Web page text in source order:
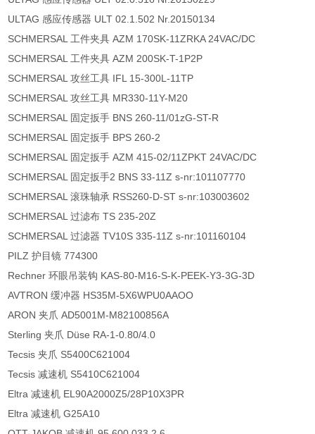
ULTAG 感应传感器 ULT 02.1.502 Nr.20150134
SCHMERSAL 工件夹具 AZM 170SK-11ZRKA 24VAC/DC
SCHMERSAL 工件夹具 AZM 200SK-T-1P2P
SCHMERSAL 攻丝工具 IFL 15-300L-11TP
SCHMERSAL 攻丝工具 MR330-11Y-M20
SCHMERSAL 固定扳手 BNS 260-11/01zG-ST-R
SCHMERSAL 固定扳手 BPS 260-2
SCHMERSAL 固定扳手 AZM 415-02/11ZPKT 24VAC/DC
SCHMERSAL 固定扳手2 BNS 33-11Z s-nr:101107770
SCHMERSAL 滚珠轴承 RSS260-D-ST s-nr:103003602
SCHMERSAL 过滤布 TS 235-20Z
SCHMERSAL 过滤器 TV10S 335-11Z s-nr:101160104
PILZ 护目镜 774300
Rechner 环眼吊装钩 KAS-80-M16-S-K-PEEK-Y3-3G-3D
AVTRON 缓冲器 HS35M-5X6WPU0AAOO
ARON 夹爪 AD5001M-M82100856A
Sterling 夹爪 Düse RA-1-0.80/4.0
Tecsis 夹爪 S5400C621004
Tecsis 减速机 S5410C621004
Eltra 减速机 EL90A2000Z5/28P10X3PR
Eltra 减速机 G25A10